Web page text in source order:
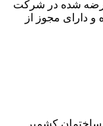
شده در شرکت
و دارای مجوز از
کشمیر